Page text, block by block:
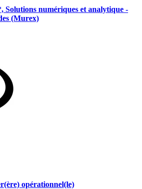
Solutions numériques et analytique -
(Murex)
opérationnel(le)